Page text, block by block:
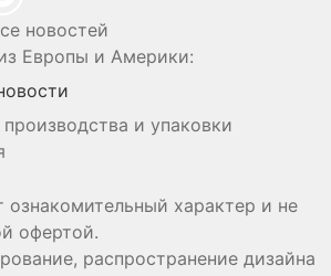
новостей
Европы и Америки:
и упаковки
характер и не
офертой.
распространение дизайна